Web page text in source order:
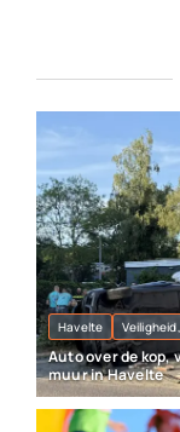
Havelte
Auto over de kop,
muur in Havelte